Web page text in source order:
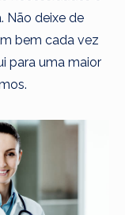
Não deixe de
bem cada vez
para uma maior